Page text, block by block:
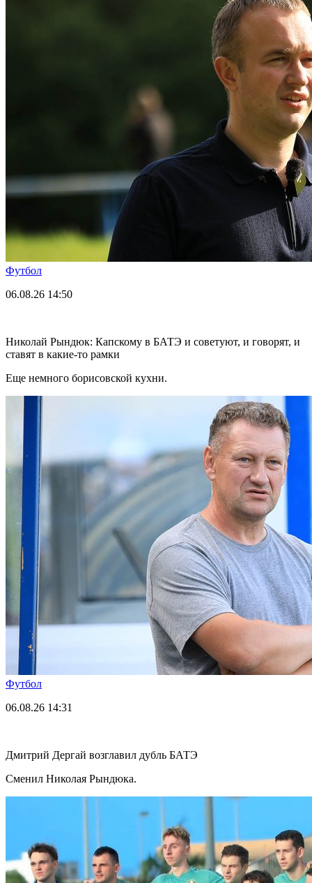
Футбол
06.08.26 14:50
Николай Рындюк: Капскому в БАТЭ и советуют, и говорят, и
ставят в какие-то рамки
Еще немного борисовской кухни.
Футбол
06.08.26 14:31
Дмитрий Дергай возглавил дубль БАТЭ
Сменил Николая Рындюка.